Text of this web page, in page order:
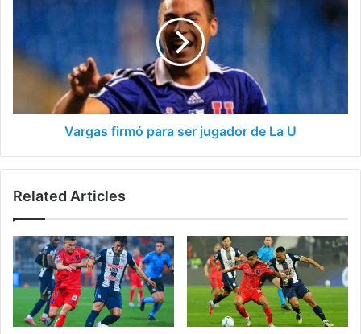
jugador
de
Vargas firmó para ser jugador de La U
Related Articles